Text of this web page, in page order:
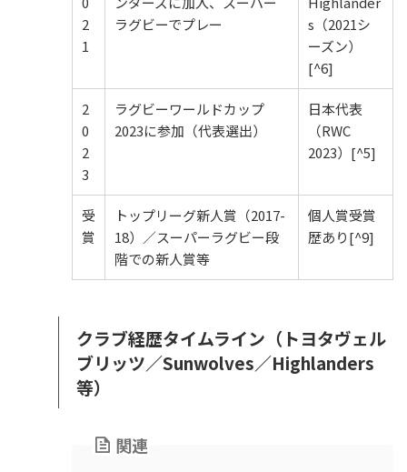
2
1
ラグビーでプレー
s（2021シ
ーズン）
[^6]
2
0
2
3
ラグビーワールドカップ
2023に参加（代表選出）
日本代表
（RWC
2023）[^5]
受
賞
トップリーグ新人賞（2017-
18）／スーパーラグビー段
階での新人賞等
個人賞受賞
歴あり[^9]
クラブ経歴タイムライン（トヨタヴェル
ブリッツ／Sunwolves／Highlanders
等）
関連